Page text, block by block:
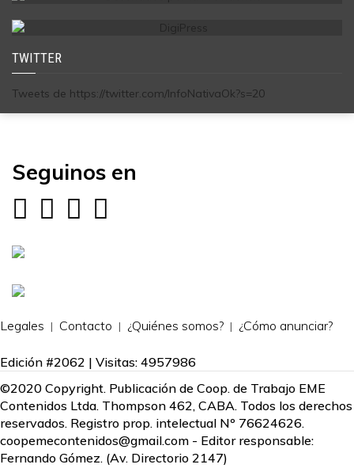
TWITTER
Tweets de https://twitter.com/InfoNativaOk?s=20
Seguinos en
Legales Contacto ¿Quiénes somos? ¿Cómo anunciar?
Edición #2062 | Visitas: 4957986
©2020 Copyright. Publicación de Coop. de Trabajo EME
Contenidos Ltda. Thompson 462, CABA. Todos los derechos
reservados. Registro prop. intelectual Nº 76624626.
coopemecontenidos@gmail.com - Editor responsable:
Fernando Gómez. (Av. Directorio 2147)